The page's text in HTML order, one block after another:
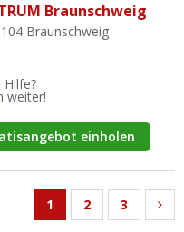
Braunschweig
Braunschweig
weiter!
einholen
1 2 3